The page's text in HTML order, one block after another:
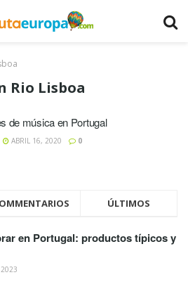
Rio Lisboa
de música en Portugal
ABRIL 16, 2020 0
ÚLTIMOS
en Portugal: productos típicos y